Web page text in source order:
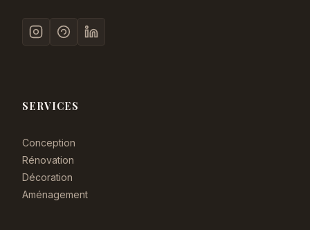
SERVICES
Conception
Rénovation
Décoration
Aménagement